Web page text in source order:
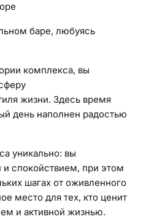
баре, любуясь
комплекса, вы
жизни. Здесь время
день наполнен радостью
уникально: вы
спокойствием, при этом
шагах от оживленного
место для тех, кто ценит
и активной жизнью.